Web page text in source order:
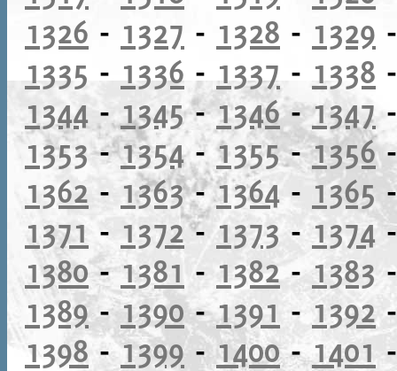
1326 - 1327 - 1328 - 1329
1335 - 1336 - 1337 - 1338
1344 - 1345-1346-1347
1353-1354- 1355-1356
1362 - 1363-1364 - 1365
1371 - 1372-1373 -1374
1380-1381 - 1382-1383
1389-1390-1391 -1392
1398 -1399-1400-1401